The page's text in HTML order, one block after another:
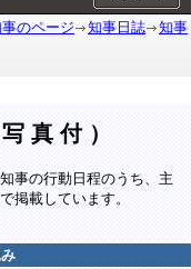
のページ 知事日誌
知事
真付）
事の行動日程のうち、主
掲載しています。